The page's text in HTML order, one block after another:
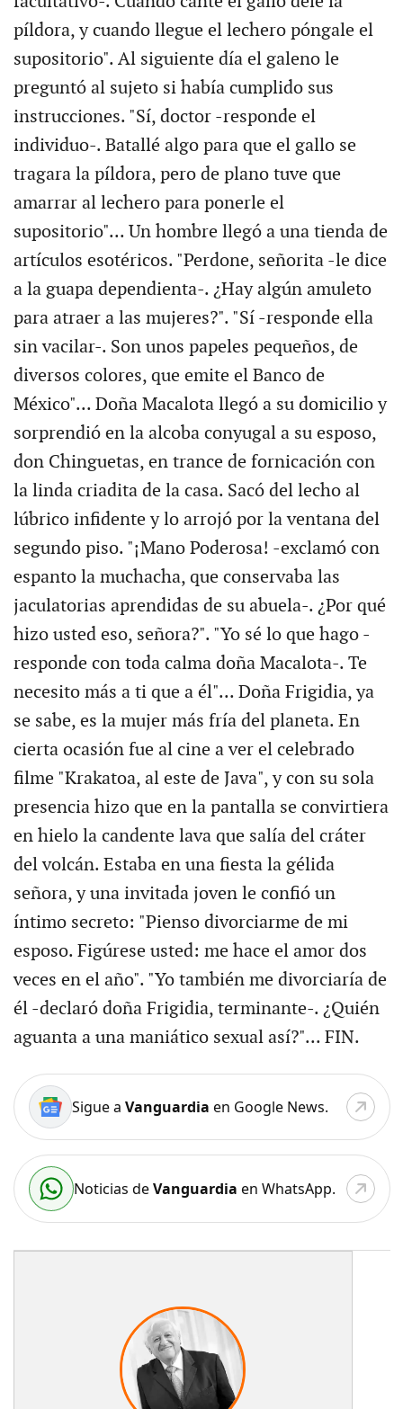
píldora, y cuando llegue el lechero póngale el
supositorio". Al siguiente día el galeno le
preguntó al sujeto si había cumplido sus
instrucciones. "Sí, doctor -responde el
individuo-. Batallé algo para que el gallo se
tragara la píldora, pero de plano tuve que
amarrar al lechero para ponerle el
supositorio"... Un hombre llegó a una tienda de
artículos esotéricos. "Perdone, señorita -le dice
a la guapa dependienta-. ¿Hay algún amuleto
para atraer a las mujeres?". "Sí -responde ella
sin vacilar-. Son unos papeles pequeños, de
diversos colores, que emite el Banco de
México"... Doña Macalota llegó a su domicilio y
sorprendió en la alcoba conyugal a su esposo,
don Chinguetas, en trance de fornicación con
la linda criadita de la casa. Sacó del lecho al
lúbrico infidente y lo arrojó por la ventana del
segundo piso. "¡Mano Poderosa! -exclamó con
espanto la muchacha, que conservaba las
jaculatorias aprendidas de su abuela-. ¿Por qué
hizo usted eso, señora?". "Yo sé lo que hago -
responde con toda calma doña Macalota-. Te
necesito más a ti que a él"... Doña Frigidia, ya
se sabe, es la mujer más fría del planeta. En
cierta ocasión fue al cine a ver el celebrado
filme "Krakatoa, al este de Java", y con su sola
presencia hizo que en la pantalla se convirtiera
en hielo la candente lava que salía del cráter
del volcán. Estaba en una fiesta la gélida
señora, y una invitada joven le confió un
íntimo secreto: "Pienso divorciarme de mi
esposo. Figúrese usted: me hace el amor dos
veces en el año". "Yo también me divorciaría de
él -declaró doña Frigidia, terminante-. ¿Quién
aguanta a una maniático sexual así?"... FIN.
Sigue a Vanguardia en Google News.
Noticias deVanguardia en WhatsApp.